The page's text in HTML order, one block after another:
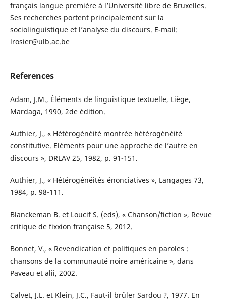
français langue première à l’Université libre de Bruxelles.
Ses recherches portent principalement sur la
sociolinguistique et l’analyse du discours. E-mail:
lrosier@ulb.ac.be
References
Adam, J.M., Éléments de linguistique textuelle, Liège,
Mardaga, 1990, 2de édition.
Authier, J., « Hétérogénéité montrée hétérogénéité
constitutive. Eléments pour une approche de l’autre en
discours », DRLAV 25, 1982, p. 91-151.
Authier, J., « Hétérogénéités énonciatives », Langages 73,
1984, p. 98-111.
Blanckeman B. et Loucif S. (eds), « Chanson/fiction », Revue
critique de fixxion française 5, 2012.
Bonnet, V., « Revendication et politiques en paroles :
chansons de la communauté noire américaine », dans
Paveau et alii, 2002.
Calvet, J.L. et Klein, J.C., Faut-il brûler Sardou ?, 1977. En